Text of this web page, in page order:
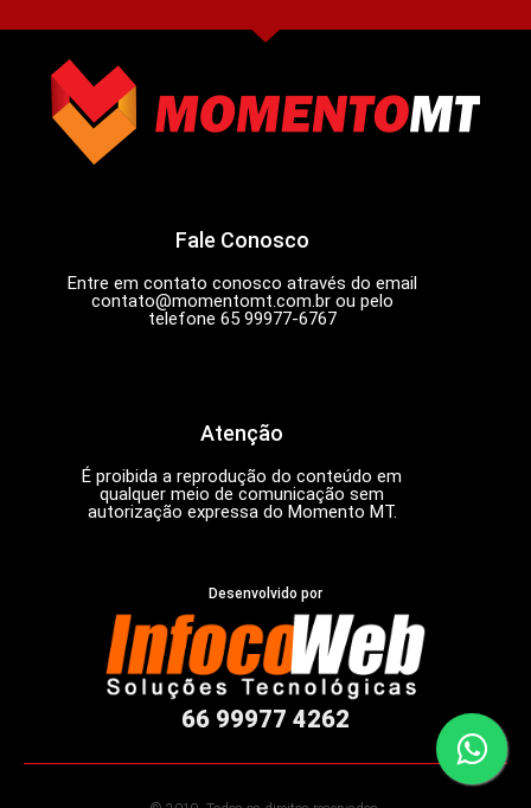
Fale Conosco
Entre em contato conosco através do email
contato@momentomt.com.brou pelo
telefone 65 99977-6767
Atenção
É proibida a reprodução do conteúdo em
qualquer meio de comunicação sem
autorização expressa do Momento MT.
Desenvolvido por
66 99977 4262